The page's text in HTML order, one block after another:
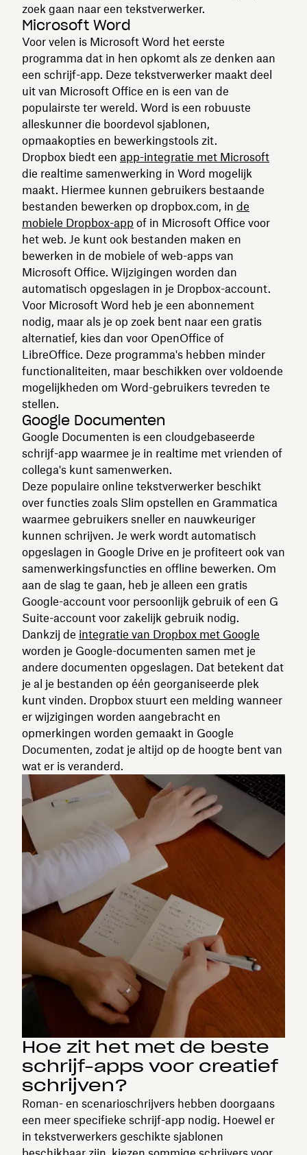
zoek gaan naar een tekstverwerker.
Microsoft Word
Voor velen is Microsoft Word het eerste
programma dat in hen opkomt als ze denken aan
een schrijf-app. Deze tekstverwerker maakt deel
uit van Microsoft Office en is een van de
populairste ter wereld. Word is een robuuste
alleskunner die boordevol sjablonen,
opmaakopties en bewerkingstools zit.
Dropbox biedt een app-integratie met Microsoft
die realtime samenwerking in Word mogelijk
maakt. Hiermee kunnen gebruikers bestaande
bestanden bewerken op dropbox.com, in de
mobiele Dropbox-app of in Microsoft Office voor
het web. Je kunt ook bestanden maken en
bewerken in de mobiele of web-apps van
Microsoft Office. Wijzigingen worden dan
automatisch opgeslagen in je Dropbox-account.
Voor Microsoft Word heb je een abonnement
nodig, maar als je op zoek bent naar een gratis
alternatief, kies dan voor OpenOffice of
LibreOffice. Deze programma's hebben minder
functionaliteiten, maar beschikken over voldoende
mogelijkheden om Word-gebruikers tevreden te
stellen.
Google Documenten
Google Documenten is een cloudgebaseerde
schrijf-app waarmee je in realtime met vrienden of
collega's kunt samenwerken.
Deze populaire online tekstverwerker beschikt
over functies zoals Slim opstellen en Grammatica
waarmee gebruikers sneller en nauwkeuriger
kunnen schrijven. Je werk wordt automatisch
opgeslagen in Google Drive en je profiteert ook van
samenwerkingsfuncties en offline bewerken. Om
aan de slag te gaan, heb je alleen een gratis
Google-account voor persoonlijk gebruik of een G
Suite-account voor zakelijk gebruik nodig.
Dankzij de integratie van Dropbox met Google
worden je Google-documenten samen met je
andere documenten opgeslagen. Dat betekent dat
je al je bestanden op één georganiseerde plek
kunt vinden. Dropbox stuurt een melding wanneer
er wijzigingen worden aangebracht en
opmerkingen worden gemaakt in Google
Documenten, zodat je altijd op de hoogte bent van
wat er is veranderd.
Hoe zit het met de beste
schrijf-apps voor creatief
schrijven?
Roman- en scenarioschrijvers hebben doorgaans
een meer specifieke schrijf-app nodig. Hoewel er
in tekstverwerkers geschikte sjablonen